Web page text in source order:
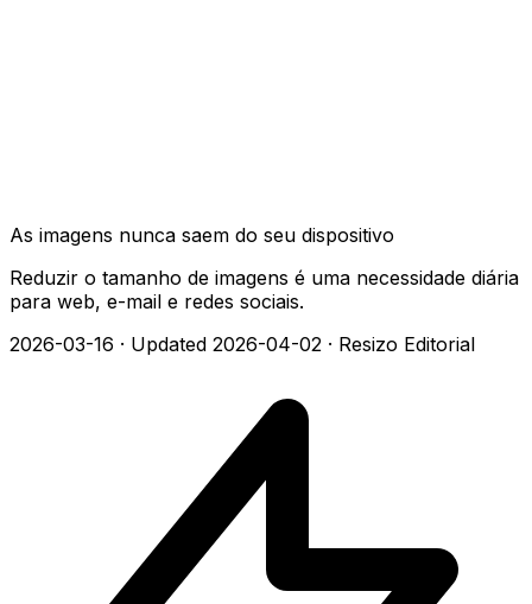
As imagens nunca saem do seu dispositivo
Reduzir o tamanho de imagens é uma necessidade diária
para web, e-mail e redes sociais.
2026-03-16 · Updated 2026-04-02 · Resizo Editorial